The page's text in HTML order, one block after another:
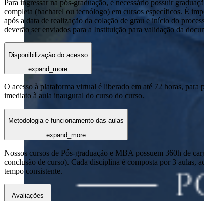
Para ingressar na pós-graduação, é necessário possuir
completa (bacharel ou tecnólogo) em cursos específicos. É
após a data de realização da colação de grau e início do
deverão ser enviados para a Instituição para validação da
Disponibilização do acesso
expand_more
O acesso à plataforma virtual é liberado em até 72 horas,
imediato à aula inaugural do curso do curso.
Metodologia e funcionamento das aulas
expand_more
Nossos cursos de Pós-graduação e MBA possuem 360h de
conclusão de curso). Cada disciplina é composta por 3 aulas,
tempo consistente.
Avaliações